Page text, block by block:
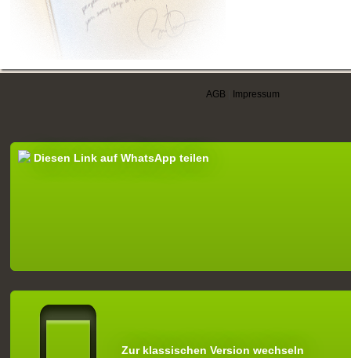
AGB Impressum
Diesen Link auf WhatsApp teilen
Zur klassischen Version wechseln